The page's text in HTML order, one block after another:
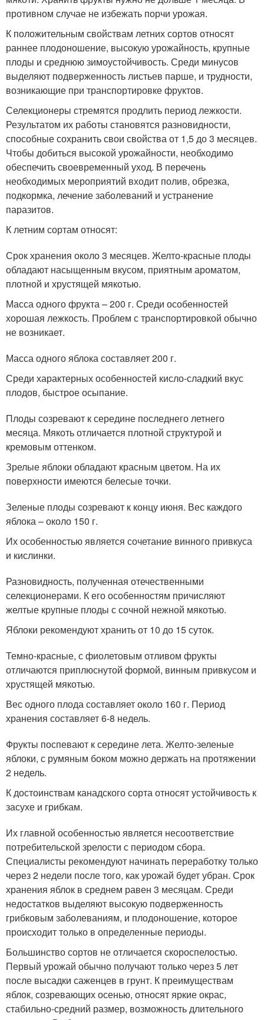
противном случае не избежать порчи урожая.
К положительным свойствам летних сортов относят
раннее плодоношение, высокую урожайность, крупные
плоды и среднюю зимоустойчивость. Среди минусов
выделяют подверженность листьев парше, и трудности,
возникающие при транспортировке фруктов.
Селекционеры стремятся продлить период лежкости.
Результатом их работы становятся разновидности,
способные сохранить свои свойства от 1,5 до 3 месяцев.
Чтобы добиться высокой урожайности, необходимо
обеспечить своевременный уход. В перечень
необходимых мероприятий входит полив, обрезка,
подкормка, лечение заболеваний и устранение
паразитов.
К летним сортам относят:
Срок хранения около 3 месяцев. Желто-красные плоды
обладают насыщенным вкусом, приятным ароматом,
плотной и хрустящей мякотью.
Масса одного фрукта – 200 г. Среди особенностей
хорошая лежкость. Проблем с транспортировкой обычно
не возникает.
Масса одного яблока составляет 200 г.
Среди характерных особенностей кисло-сладкий вкус
плодов, быстрое осыпание.
Плоды созревают к середине последнего летнего
месяца. Мякоть отличается плотной структурой и
кремовым оттенком.
Зрелые яблоки обладают красным цветом. На их
поверхности имеются белесые точки.
Зеленые плоды созревают к концу июня. Вес каждого
яблока – около 150 г.
Их особенностью является сочетание винного привкуса
и кислинки.
Разновидность, полученная отечественными
селекционерами. К его особенностям причисляют
желтые крупные плоды с сочной нежной мякотью.
Яблоки рекомендуют хранить от 10 до 15 суток.
Темно-красные, с фиолетовым отливом фрукты
отличаются приплюснутой формой, винным привкусом и
хрустящей мякотью.
Вес одного плода составляет около 160 г. Период
хранения составляет 6-8 недель.
Фрукты поспевают к середине лета. Желто-зеленые
яблоки, с румяным боком можно держать на протяжении
2 недель.
К достоинствам канадского сорта относят устойчивость к
засухе и грибкам.
Их главной особенностью является несоответствие
потребительской зрелости с периодом сбора.
Специалисты рекомендуют начинать переработку только
через 2 недели после того, как урожай будет убран. Срок
хранения яблок в среднем равен 3 месяцам. Среди
недостатков выделяют высокую подверженность
грибковым заболеваниям, и плодоношение, которое
происходит только в определенные периоды.
Большинство сортов не отличается скороспелостью.
Первый урожай обычно получают только через 5 лет
после высадки саженцев в грунт. К преимуществам
яблок, созревающих осенью, относят яркие окрас,
стабильно-средний размер, возможность длительного